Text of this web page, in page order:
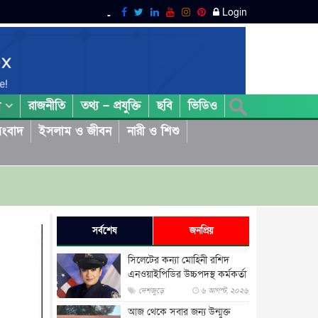
Login
রাজনীতি তথ্য – প্রযুক্তি ছবি
ভিডিও
ইসলাম ও জীবন
নারী ও শিশু
সর্বশেষ জনপ্রিয়
সিলেটের কন্যা মোহিনী রশিদ
এনওয়াইপিডির উচ্চপদস্থ কর্মকর্তা
দেশজুড়ে ৬ আগস্ট, ২০২৬
আজ থেকে সবার জন্য উন্মুক্ত